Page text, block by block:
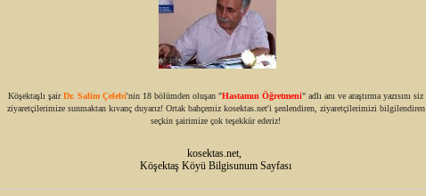
Köşektaşlı şairDr. Salim Çelebi'nin 18 bölümden oluşan "Hastamın Öğretmeni" adlı anı ve araştırma yazısını siz
ziyaretçilerimize sunmaktan kıvanç duyarız! Ortak bahçemiz kosektas.net'i şenlendiren, ziyaretçilerimizi bilgilendiren
seçkin şairimize çok teşekkür ederiz!
kosektas.net,
Köşektaş Köyü Bilgisunum Sayfası